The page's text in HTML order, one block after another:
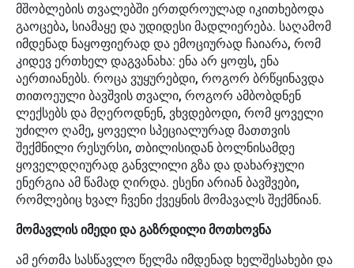
მშობლების თვალებში ერთდროულად იკითხებოდა
გაოცება, სიამაყე და უდიდესი მადლიერება. საღამომ
იმდენად ნაყოფიერად და ემოციურად ჩაიარა, რომ
კიდევ ერთხელ დაგვანახა: ენა არ ყოფს, ენა
აერთიანებს. როცა ვუყურებდი, როგორ ბრწყინავდა
თითოეული ბავშვის თვალი, როგორ ამბობდნენ
ლექსებს და მღეროდნენ, ვხვდებოდი, რომ ყოველი
უძილო ღამე, ყოველი სპეციალურად მათთვის
შექმნილი რესურსი, თბილისიდან ბოლნისამდე
ყოველდღიურად განვლილი გზა და დახარჯული
ენერგია ამ წამად ღირდა. ესენი არიან ბავშვები,
რომლებიც ხვალ ჩვენი ქვეყნის მომავალს შექმნიან.
მომავლის იმედი და გაზრდილი მოთხოვნა
ამ ერთმა სასწავლო წელმა იმდენად ხელშესახები და